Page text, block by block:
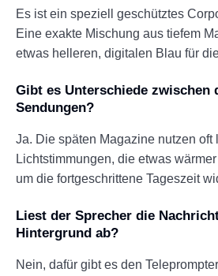
Es ist ein speziell geschütztes
Eine exakte Mischung aus tiefem
etwas helleren, digitalen Blau für
Gibt es Unterschiede zwischen
Sendungen?
Ja. Die späten Magazine nutzen oft
Lichtstimmungen, die etwas
um die fortgeschrittene Tageszeit
Liest der Sprecher die
Hintergrund ab?
Nein, dafür gibt es den